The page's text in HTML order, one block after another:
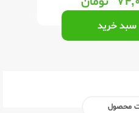
سبد خرید
محصول